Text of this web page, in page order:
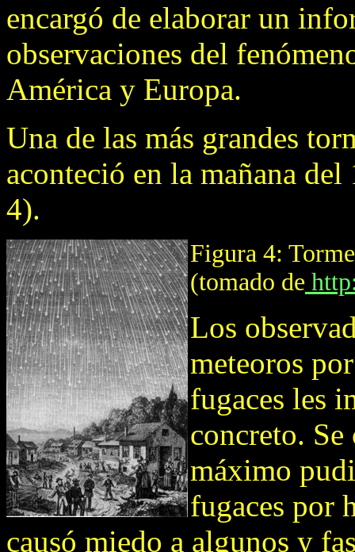
encargó de elaborar un
observaciones del
América y Europa.
Una de las más grandes
aconteció en la mañana
4).
Figura 4:
(tomado de
Los
meteoros
fugaces les
concreto. Se
máximo
fugaces por
causó miedo a algunos y